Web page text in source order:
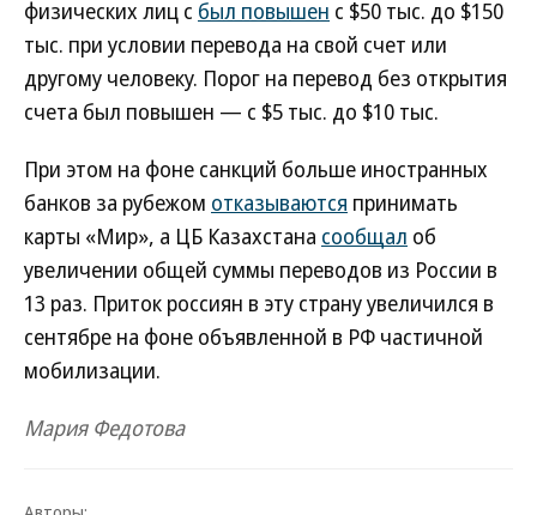
физических лиц с был повышен с $50 тыс. до $150
тыс. при условии перевода на свой счет или
другому человеку. Порог на перевод без открытия
счета был повышен — с $5 тыс. до $10 тыс.
При этом на фоне санкций больше иностранных
банков за рубежом отказываются принимать
карты «Мир», а ЦБ Казахстана сообщал об
увеличении общей суммы переводов из России в
13 раз. Приток россиян в эту страну увеличился в
сентябре на фоне объявленной в РФ частичной
мобилизации.
Мария Федотова